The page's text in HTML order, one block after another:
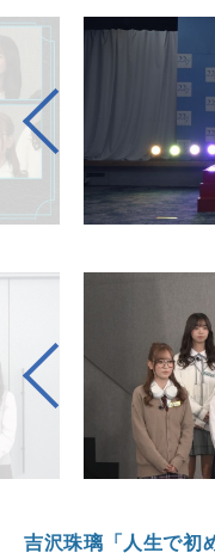
吉沢珠璃「人生で初